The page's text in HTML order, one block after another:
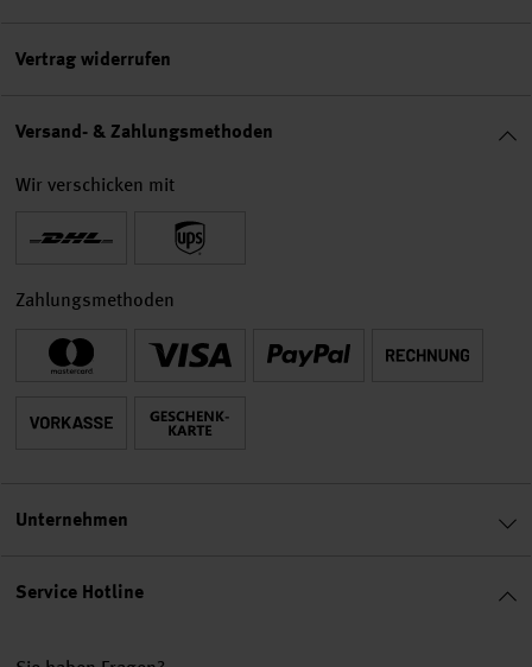
Service Hotline
Vertrag widerrufen
Versand- & Zahlungsmethoden
Wir verschicken mit
Zahlungsmethoden
Unternehmen